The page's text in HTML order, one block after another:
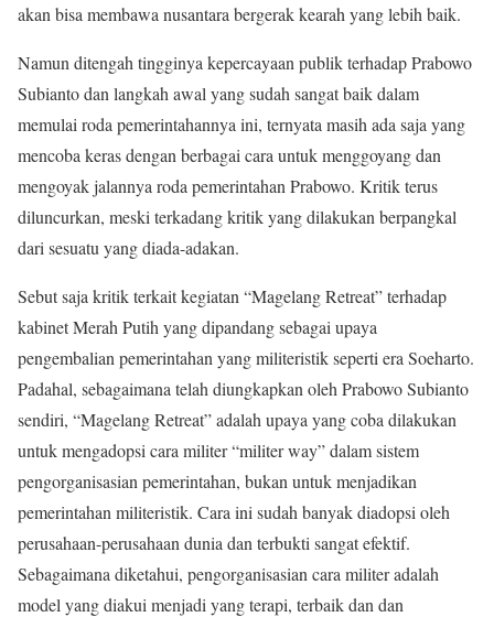
akan bisa membawa nusantara bergerak kearah yang lebih baik.
Namun ditengah tingginya kepercayaan publik terhadap Prabowo
Subianto dan langkah awal yang sudah sangat baik dalam
memulai roda pemerintahannya ini, ternyata masih ada saja yang
mencoba keras dengan berbagai cara untuk menggoyang dan
mengoyak jalannya roda pemerintahan Prabowo. Kritik terus
diluncurkan, meski terkadang kritik yang dilakukan berpangkal
dari sesuatu yang diada-adakan.
Sebut saja kritik terkait kegiatan “Magelang Retreat” terhadap
kabinet Merah Putih yang dipandang sebagai upaya
pengembalian pemerintahan yang militeristik seperti era Soeharto.
Padahal, sebagaimana telah diungkapkan oleh Prabowo Subianto
sendiri, “Magelang Retreat” adalah upaya yang coba dilakukan
untuk mengadopsi cara militer “militer way” dalam sistem
pengorganisasian pemerintahan, bukan untuk menjadikan
pemerintahan militeristik. Cara ini sudah banyak diadopsi oleh
perusahaan-perusahaan dunia dan terbukti sangat efektif.
Sebagaimana diketahui, pengorganisasian cara militer adalah
model yang diakui menjadi yang terapi, terbaik dan dan